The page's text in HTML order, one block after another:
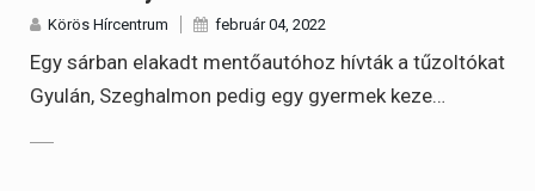
Körös Hírcentrum február 04, 2022
Egy sárban elakadt mentőautóhoz hívták a tűzoltókat
Gyulán, Szeghalmon pedig egy gyermek keze…